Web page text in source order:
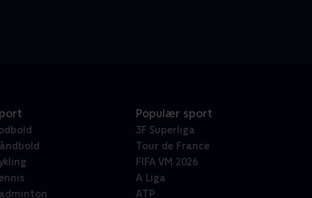
Populær sport
3F Superliga
Tour de France
FIFA VM 2026
A Liga
ATP